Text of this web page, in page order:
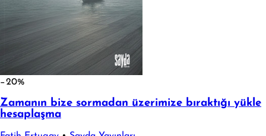
−20%
Zamanın bize sormadan üzerimize bıraktığı yükle
hesaplaşma